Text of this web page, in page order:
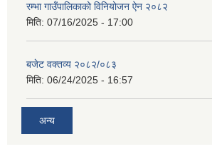
रम्भा गाउँपालिकाको विनियोजन ऐन २०८२
मिति: 07/16/2025 - 17:00
बजेट वक्तव्य २०८२/०८३
मिति: 06/24/2025 - 16:57
अन्य